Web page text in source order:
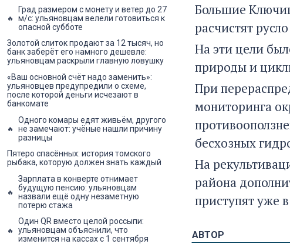
Большие
расчистят
На эти цели
природы и
При
мониторинга
бесхозных
На
района
приступят уже
АВТОР
Град размером с монету и ветер до 27
м/с: ульяновцам велели готовиться к
опасной субботе
Золотой слиток продают за 12 тысяч, но
банк заберёт его намного дешевле:
ульяновцам раскрыли главную ловушку
«Ваш основной счёт надо заменить»:
ульяновцев предупредили о схеме,
после которой деньги исчезают в
банкомате
Одного комары едят живьём, другого
не замечают: учёные нашли причину
разницы
Пятеро спасённых: история томского
рыбака, которую должен знать каждый
Зарплата в конверте отнимает
будущую пенсию: ульяновцам
назвали ещё одну незаметную
потерю стажа
Один QR вместо целой россыпи:
ульяновцам объяснили, что
изменится на кассах с 1 сентября